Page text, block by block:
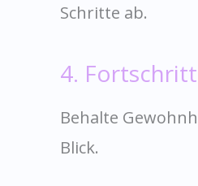
Schritte ab.
4.
Behalte
Blick.